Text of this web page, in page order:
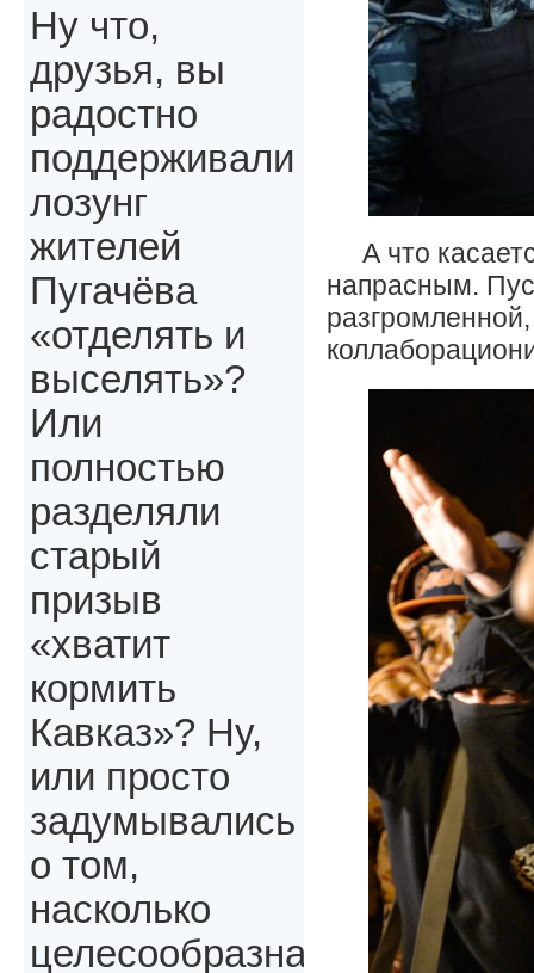
А что
напрасным.
Ну что,
друзья, вы
радостно
поддерживали
лозунг
жителей
Пугачёва
«отделять и
выселять»?
Или
полностью
разделяли
старый
призыв
«хватит
кормить
Кавказ»? Ну,
или просто
задумывались
о том,
насколько
целесообразна